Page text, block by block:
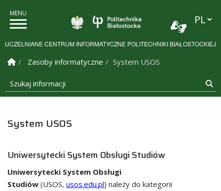
Politechnika
UCZELNIANE CENTRUM INFORMATYCZNE POLITECHNIKI BIAŁOSTOCKIEJ
Strona Główna
Zasoby informatyczne
System USOS
Szukaj informacji
System USOS
Uniwersytecki System Obsługi Studiów
Uniwersytecki System Obsługi
Studiów (USOS, usos.edu.pl) należy do kategorii